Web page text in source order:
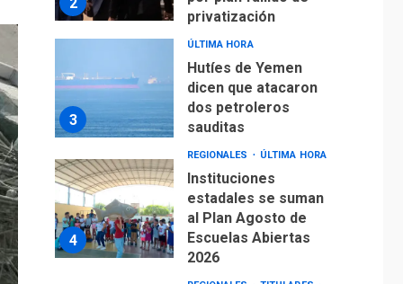
4
REGIONALES ÚLTIMA HORA
Instituciones
estadales se suman
al Plan Agosto de
Escuelas Abiertas
2026
5
TITULARES
Concejo Municipal de
Mariño respalda a
Cámara de Comercio
para reforma de Ley
de Puerto Libre